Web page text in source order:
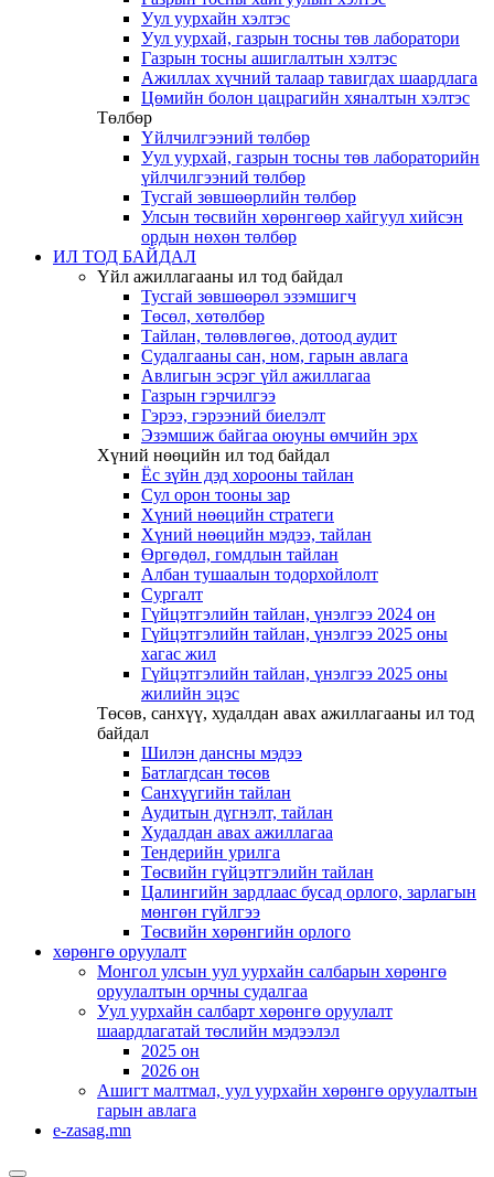
Уул уурхайн хэлтэс
Уул уурхай, газрын тосны төв лаборатори
Газрын тосны ашиглалтын хэлтэс
Ажиллах хүчний талаар тавигдах шаардлага
Цөмийн болон цацрагийн хяналтын хэлтэс
Төлбөр
Үйлчилгээний төлбөр
Уул уурхай, газрын тосны төв лабораторийн
үйлчилгээний төлбөр
Тусгай зөвшөөрлийн төлбөр
Улсын төсвийн хөрөнгөөр хайгуул хийсэн
ордын нөхөн төлбөр
ИЛ ТОД БАЙДАЛ
Үйл ажиллагааны ил тод байдал
Тусгай зөвшөөрөл эзэмшигч
Төсөл, хөтөлбөр
Тайлан, төлөвлөгөө, дотоод аудит
Судалгааны сан, ном, гарын авлага
Авлигын эсрэг үйл ажиллагаа
Газрын гэрчилгээ
Гэрээ, гэрээний биелэлт
Эзэмшиж байгаа оюуны өмчийн эрх
Хүний нөөцийн ил тод байдал
Ёс зүйн дэд хорооны тайлан
Сул орон тооны зар
Хүний нөөцийн стратеги
Хүний нөөцийн мэдээ, тайлан
Өргөдөл, гомдлын тайлан
Албан тушаалын тодорхойлолт
Сургалт
Гүйцэтгэлийн тайлан, үнэлгээ 2024 он
Гүйцэтгэлийн тайлан, үнэлгээ 2025 оны
хагас жил
Гүйцэтгэлийн тайлан, үнэлгээ 2025 оны
жилийн эцэс
Төсөв, санхүү, худалдан авах ажиллагааны ил тод
байдал
Шилэн дансны мэдээ
Батлагдсан төсөв
Санхүүгийн тайлан
Аудитын дүгнэлт, тайлан
Худалдан авах ажиллагаа
Тендерийн урилга
Төсвийн гүйцэтгэлийн тайлан
Цалингийн зардлаас бусад орлого, зарлагын
мөнгөн гүйлгээ
Төсвийн хөрөнгийн орлого
хөрөнгө оруулалт
Монгол улсын уул уурхайн салбарын хөрөнгө
оруулалтын орчны судалгаа
Уул уурхайн салбарт хөрөнгө оруулалт
шаардлагатай төслийн мэдээлэл
2025 он
2026 он
Ашигт малтмал, уул уурхайн хөрөнгө оруулалтын
гарын авлага
e-zasag.mn